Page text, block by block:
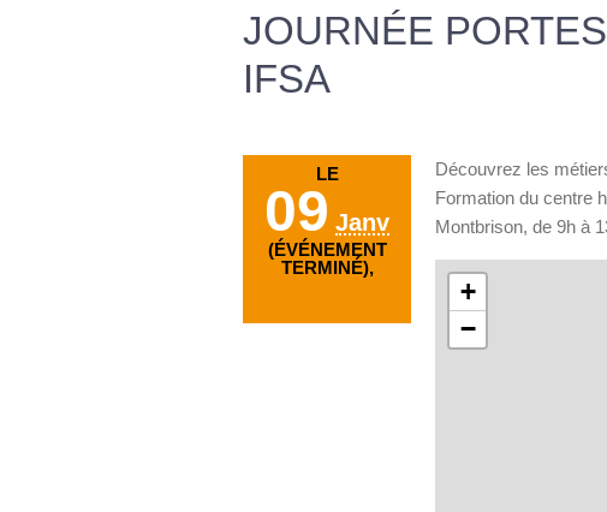
JOURNÉE
IFSA
LE
09 Janv
(ÉVÉNEMENT
TERMINÉ),
Découvrez les
Formation du centre
Montbrison, de 9h à
+
−